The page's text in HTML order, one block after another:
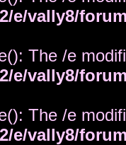
e/vally8/
The /e
e/vally8/
The /e
e/vally8/